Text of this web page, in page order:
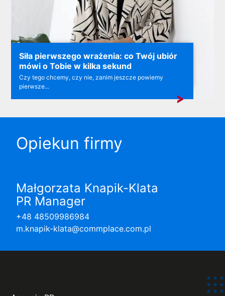
Siła pierwszego wrażenia: co Twój ubiór
mówi o Tobie w kilka sekund
Czy tego chcemy, czy nie, zanim jeszcze powiemy
pierwsze...
Opiekun firmy
Małgorzata Knapik-Klata
PR Manager
+48 48509986984
m.knapik-klata@commplace.com.pl